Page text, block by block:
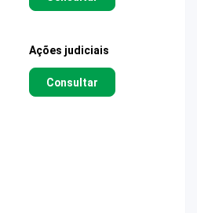
Ações judiciais
Consultar